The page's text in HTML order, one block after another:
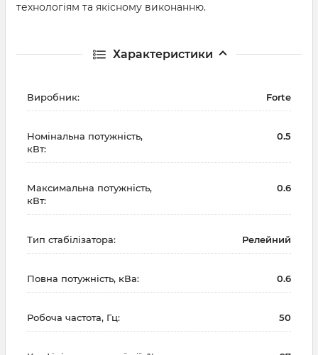
технологіям та якісному виконанню.
Характеристики
Виробник: Forte
Номінальна потужність,
кВт:
0.5
Максимальна потужність,
кВт:
0.6
Тип стабілізатора: Релейний
Повна потужність, кВа: 0.6
Робоча частота, Гц: 50